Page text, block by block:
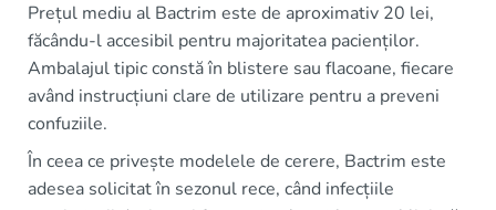
Prețul mediu al Bactrim este de aproximativ 20 lei,
făcându-l accesibil pentru majoritatea pacienților.
Ambalajul tipic constă în blistere sau flacoane, fiecare
având instrucțiuni clare de utilizare pentru a preveni
confuziile.
În ceea ce privește modelele de cerere, Bactrim este
adesea solicitat în sezonul rece, când infecțiile